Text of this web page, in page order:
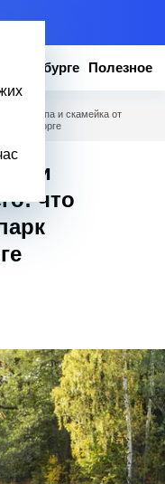
Полезное
экотропа и скамейка от
в Выборге
и
что